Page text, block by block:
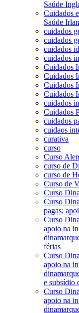
Saúde
Cuidados
Saúde
cuidados
cuidados
cuidados
cuidados
Cuidados
Cuidados
Cuidados
Cuidados
cuidados
Cuidados
cuidados
cuidaos
curativa
curso
Curso
curso de
curso de
Curso de
Curso
Curso
pagas;
Curso
apoio na
férias
Curso
apoio na
e subsídio
Curso
apoio na